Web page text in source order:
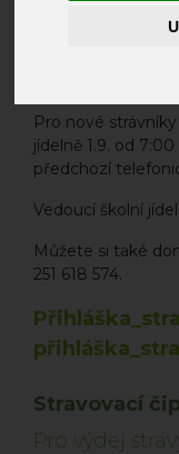
trvalým
Pro nové
jídelně 1.9. od
předchozí
Vedoucí školní
Můžete si také
251 618 574.
Stravovací
Pro výdej